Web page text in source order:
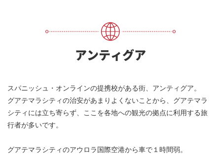
アンティグア
スパニッシュ・オンラインの提携校がある街、アンティグア。
グアテマラシティの治安があまりよくないことから、グアテマラ
シティには立ち寄らず、ここを各地への観光の拠点に利用する旅
行者が多いです。
グアテマラシティのアウロラ国際空港から車で１時間弱。